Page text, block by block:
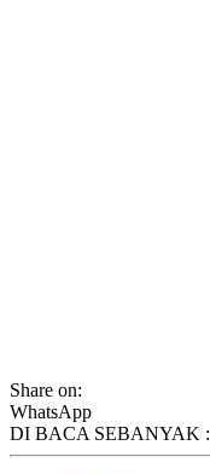
Share on:
WhatsApp
DI BACA SEBANYAK :